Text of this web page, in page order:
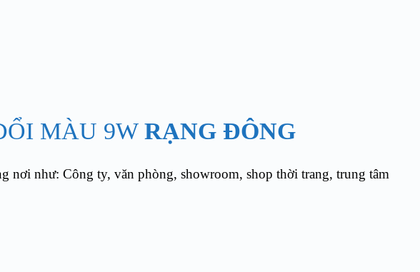
MÀU 9W RẠNG ĐÔNG
như: Công ty, văn phòng, showroom, shop thời trang, trung tâm